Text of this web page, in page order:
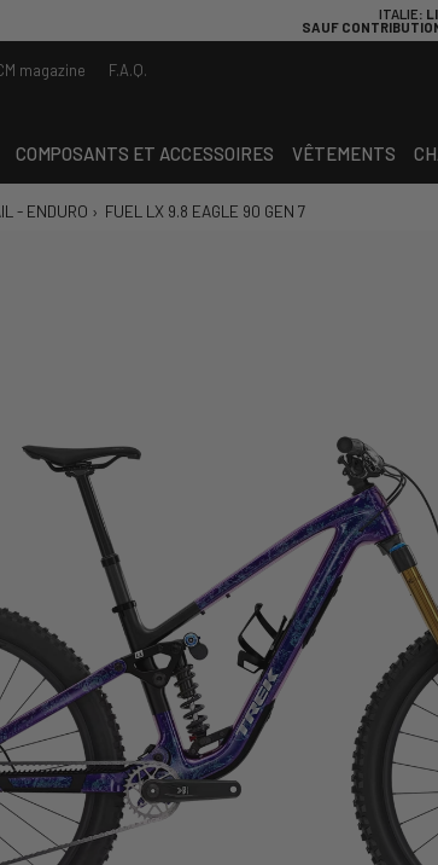
ITALIE:
SAUF
magazine
F.A.Q.
COMPOSANTS ET ACCESSOIRES VÊTEMENTS
- ENDURO › FUEL LX 9.8 EAGLE 90 GEN 7